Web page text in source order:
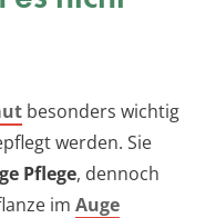
besonders wichtig
werden. Sie
Pflege, dennoch
im Auge